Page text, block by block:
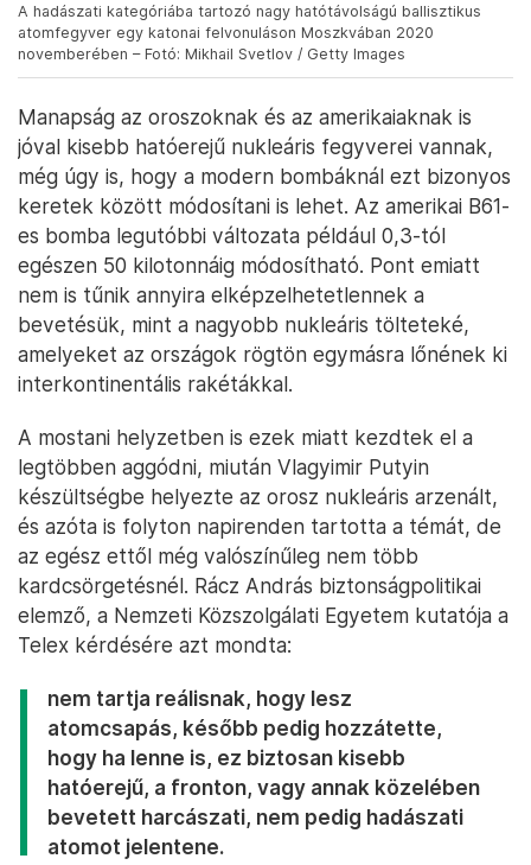
A hadászati kategóriába tartozó nagy hatótávolságú ballisztikus
atomfegyver egy katonai felvonuláson Moszkvában 2020
novemberében – Fotó: Mikhail Svetlov / Getty Images
Manapság az oroszoknak és az amerikaiaknak is
jóval kisebb hatóerejű nukleáris fegyverei vannak,
még úgy is, hogy a modern bombáknál ezt bizonyos
keretek között módosítani is lehet. Az amerikai B61-
es bomba legutóbbi változata például 0,3-tól
egészen 50 kilotonnáig módosítható. Pont emiatt
nem is tűnik annyira elképzelhetetlennek a
bevetésük, mint a nagyobb nukleáris tölteteké,
amelyeket az országok rögtön egymásra lőnének ki
interkontinentális rakétákkal.
A mostani helyzetben is ezek miatt kezdtek el a
legtöbben aggódni, miután Vlagyimir Putyin
készültségbe helyezte az orosz nukleáris arzenált,
és azóta is folyton napirenden tartotta a témát, de
az egész ettől még valószínűleg nem több
kardcsörgetésnél. Rácz András biztonságpolitikai
elemző, a Nemzeti Közszolgálati Egyetem kutatója a
Telex kérdésére azt mondta:
nem tartja reálisnak, hogy lesz
atomcsapás, később pedig hozzátette,
hogy ha lenne is, ez biztosan kisebb
hatóerejű, a fronton, vagy annak közelében
bevetett harcászati, nem pedig hadászati
atomot jelentene.